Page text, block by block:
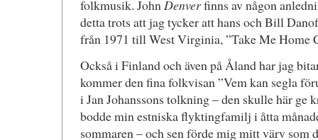
folkmusik. JohnDenverfinns av någon
detta trots att jag tycker att hans och Bill
från 1971 till West Virginia, ”Take Me Home
Också i Finland och även på Åland har jag
kommer den fina folkvisan ”Vem kan segla
i Jan Johanssons tolkning – den skulle här ge
bodde min estniska flyktingfamilj i åtta
sommaren – och sen förde mig mitt värv som